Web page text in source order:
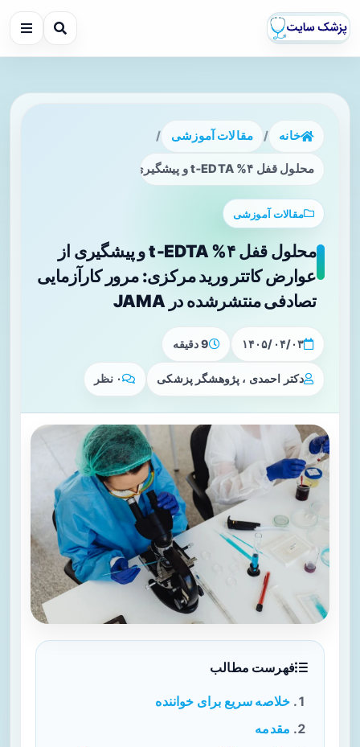
خانه / مقالات آموزشی /
محلول قفل ۴% t‑EDTA و پیشگیری از عوارض کاتتر ورید مرکزی: مرور کارآزمایی تصادفی منتشرشده در JAMA
مقالات آموزشی
محلول قفل ۴% t‑EDTA و پیشگیری از
عوارض کاتتر ورید مرکزی: مرور کارآزمایی
تصادفی منتشرشده در JAMA
۱۴۰۵/۰۴/۰۳ 9 دقیقه
دکتر احمدی ، پژوهشگر پزشکی ۰ نظر
فهرست مطالب
خلاصه سریع برای خواننده
مقدمه